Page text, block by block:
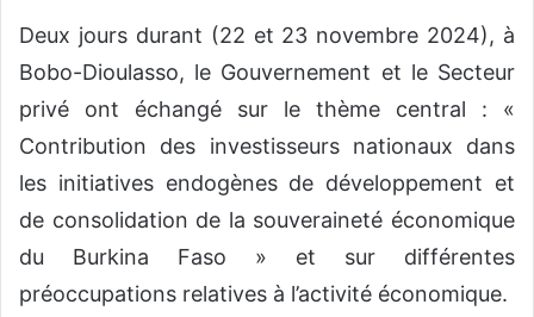
Deux jours durant (22 et 23 novembre 2024), à
Bobo-Dioulasso, le Gouvernement et le Secteur
privé ont échangé sur le thème central : «
Contribution des investisseurs nationaux dans
les initiatives endogènes de développement et
de consolidation de la souveraineté économique
du Burkina Faso » et sur différentes
préoccupations relatives à l’activité économique.